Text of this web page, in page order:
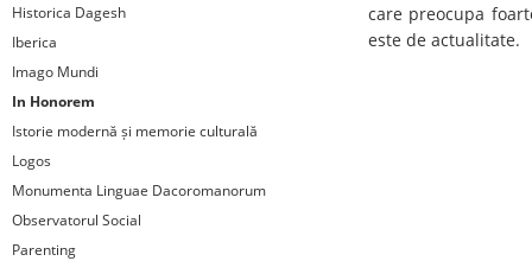
Historica Dagesh
Iberica
Imago Mundi
In Honorem
Istorie modernă și memorie culturală
Logos
Monumenta Linguae Dacoromanorum
Observatorul Social
Parenting
care preocupa
este de actualitate.